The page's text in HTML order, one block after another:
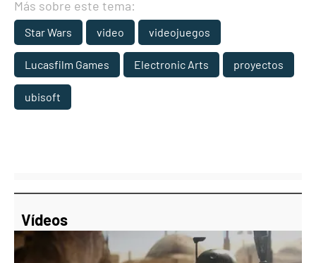
Más sobre este tema:
Star Wars video videojuegos
Lucasfilm Games Electronic Arts proyectos
ubisoft
Vídeos